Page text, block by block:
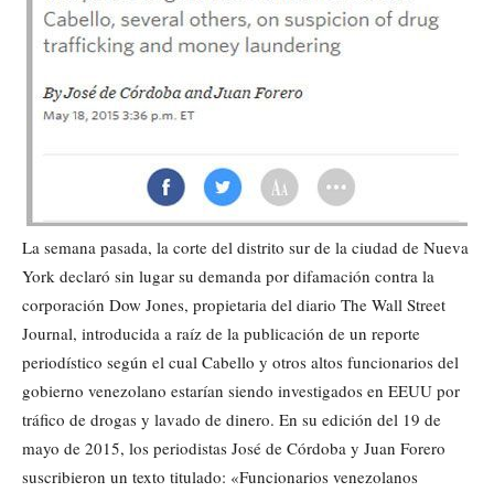
La semana pasada, la corte del distrito sur de la ciudad de Nueva
York declaró sin lugar su demanda por difamación contra la
corporación Dow Jones, propietaria del diario The Wall Street
Journal, introducida a raíz de la publicación de un reporte
periodístico según el cual Cabello y otros altos funcionarios del
gobierno venezolano estarían siendo investigados en EEUU por
tráfico de drogas y lavado de dinero. En su edición del 19 de
mayo de 2015, los periodistas José de Córdoba y Juan Forero
suscribieron un texto titulado: «Funcionarios venezolanos